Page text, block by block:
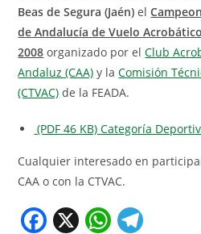
Beas de Segura (Jaén) el
de Andalucía de Vuelo Acrobático
2008 organizado por elClub
Andaluz (CAA) y laComisión
(CTVAC) de la FEADA.
(PDF 46 KB) Categoría
Cualquier interesado en
CAA o con la CTVAC.
F X W